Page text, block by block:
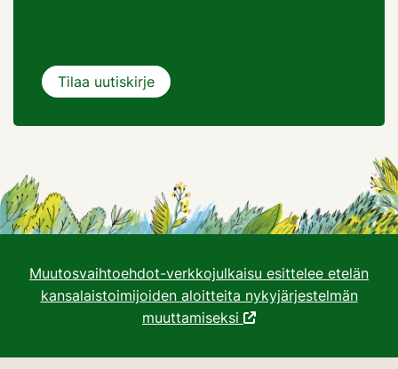
Muutosvaihtoehdot-verkkojulkaisu esittelee etelän
kansalaistoimijoiden aloitteita nykyjärjestelmän
muuttamiseksi